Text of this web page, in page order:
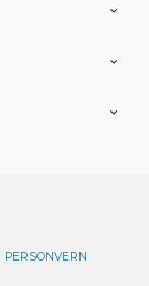
PERSONVERN